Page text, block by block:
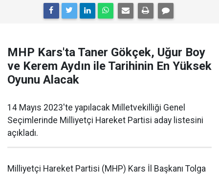
MHP Kars'ta Taner Gökçek, Uğur Boy
ve Kerem Aydın ile Tarihinin En Yüksek
Oyunu Alacak
14 Mayıs 2023'te yapılacak Milletvekilliği Genel
Seçimlerinde Milliyetçi Hareket Partisi aday listesini
açıkladı.
Milliyetçi Hareket Partisi (MHP) Kars İl Başkanı Tolga